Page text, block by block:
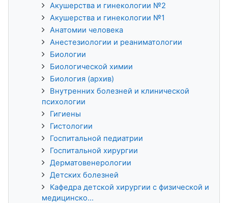
Акушерства и гинекологии №2
Акушерства и гинекологии №1
Анатомии человека
Анестезиологии и реаниматологии
Биологии
Биологической химии
Биология (архив)
Внутренних болезней и клинической
психологии
Гигиены
Гистологии
Госпитальной педиатрии
Госпитальной хирургии
Дерматовенерологии
Детских болезней
Кафедра детской хирургии с физической и
медицинско...